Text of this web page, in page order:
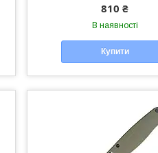
810 ₴
В наявності
Купити